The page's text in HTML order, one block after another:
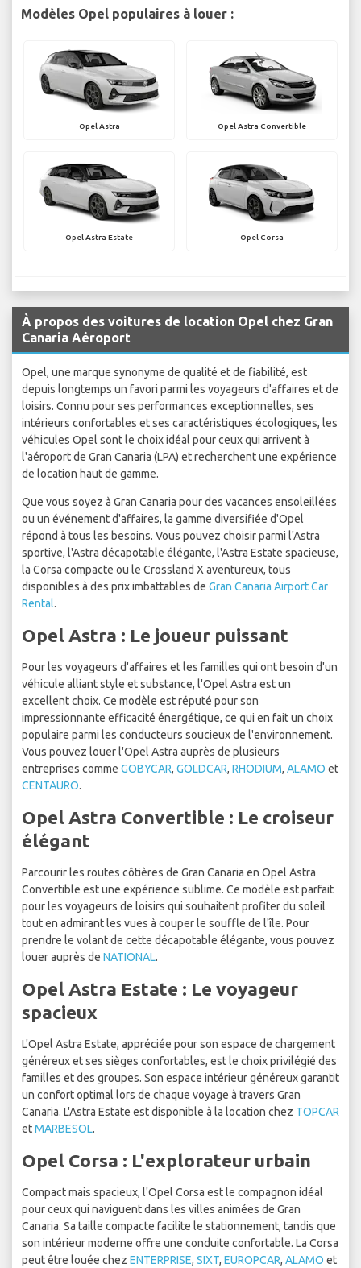
Modèles Opel populaires à louer :
Opel Astra Opel Astra Convertible
Opel Astra Estate Opel Corsa
À propos des voitures de location Opel chez Gran
Canaria Aéroport
Opel, une marque synonyme de qualité et de fiabilité, est
depuis longtemps un favori parmi les voyageurs d'affaires et de
loisirs. Connu pour ses performances exceptionnelles, ses
intérieurs confortables et ses caractéristiques écologiques, les
véhicules Opel sont le choix idéal pour ceux qui arrivent à
l'aéroport de Gran Canaria (LPA) et recherchent une expérience
de location haut de gamme.
Que vous soyez à Gran Canaria pour des vacances ensoleillées
ou un événement d'affaires, la gamme diversifiée d'Opel
répond à tous les besoins. Vous pouvez choisir parmi l'Astra
sportive, l'Astra décapotable élégante, l'Astra Estate spacieuse,
la Corsa compacte ou le Crossland X aventureux, tous
disponibles à des prix imbattables de Gran Canaria Airport Car
Rental.
Opel Astra : Le joueur puissant
Pour les voyageurs d'affaires et les familles qui ont besoin d'un
véhicule alliant style et substance, l'Opel Astra est un
excellent choix. Ce modèle est réputé pour son
impressionnante efficacité énergétique, ce qui en fait un choix
populaire parmi les conducteurs soucieux de l'environnement.
Vous pouvez louer l'Opel Astra auprès de plusieurs
entreprises comme GOBYCAR, GOLDCAR, RHODIUM, ALAMO et
CENTAURO.
Opel Astra Convertible : Le croiseur
élégant
Parcourir les routes côtières de Gran Canaria en Opel Astra
Convertible est une expérience sublime. Ce modèle est parfait
pour les voyageurs de loisirs qui souhaitent profiter du soleil
tout en admirant les vues à couper le souffle de l'île. Pour
prendre le volant de cette décapotable élégante, vous pouvez
louer auprès de NATIONAL.
Opel Astra Estate : Le voyageur
spacieux
L'Opel Astra Estate, appréciée pour son espace de chargement
généreux et ses sièges confortables, est le choix privilégié des
familles et des groupes. Son espace intérieur généreux garantit
un confort optimal lors de chaque voyage à travers Gran
Canaria. L'Astra Estate est disponible à la location chez TOPCAR
etMARBESOL.
Opel Corsa : L'explorateur urbain
Compact mais spacieux, l'Opel Corsa est le compagnon idéal
pour ceux qui naviguent dans les villes animées de Gran
Canaria. Sa taille compacte facilite le stationnement, tandis que
son intérieur moderne offre une conduite confortable. La Corsa
peut être louée chez ENTERPRISE, SIXT, EUROPCAR, ALAMO et